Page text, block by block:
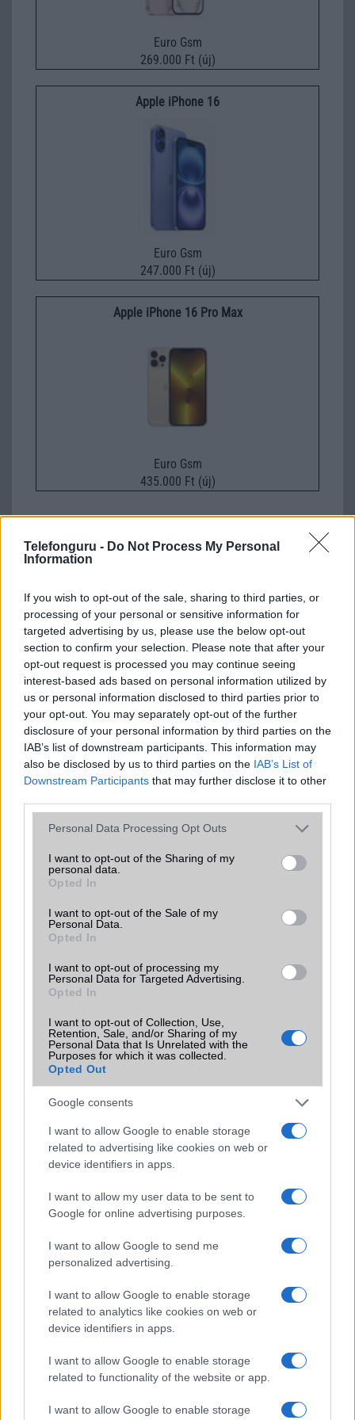
Telefonguru - Do Not Process My Personal
Information
If you wish to opt-out of the sale, sharing to third parties, or
processing of your personal or sensitive information for
targeted advertising by us, please use the below opt-out
section to confirm your selection. Please note that after your
opt-out request is processed you may continue seeing
interest-based ads based on personal information utilized by
us or personal information disclosed to third parties prior to
your opt-out. You may separately opt-out of the further
disclosure of your personal information by third parties on the
IAB’s list of downstream participants. This information may
also be disclosed by us to third parties on the IAB’s List of
Downstream Participants that may further disclose it to other
Please note that this website/app uses one or more Google
not limited to your visit or usage behaviour. You may click to
grant or deny consent to Google and its third-party tags to
use your data for below specified purposes in below Google
consent section.
Personal Data Processing Opt Outs
I want to opt-out of the Sharing of my
personal data.
Opted In
I want to opt-out of the Sale of my
Personal Data.
Opted In
I want to opt-out of processing my
Personal Data for Targeted Advertising.
Opted In
I want to opt-out of Collection, Use,
Retention, Sale, and/or Sharing of my
Personal Data that Is Unrelated with the
Purposes for which it was collected.
Opted Out
Google consents
I want to allow Google to enable storage
related to advertising like cookies on web or
device identifiers in apps.
I want to allow my user data to be sent to
Google for online advertising purposes.
I want to allow Google to send me
personalized advertising.
I want to allow Google to enable storage
related to analytics like cookies on web or
device identifiers in apps.
I want to allow Google to enable storage
related to functionality of the website or app.
I want to allow Google to enable storage
Euro Gsm
269.000 Ft (új)
Apple iPhone 16
Euro Gsm
247.000 Ft (új)
Apple iPhone 16 Pro Max
Euro Gsm
435.000 Ft (új)
frissítésből – itt a lista az érintett
modellekről
2026.06.30
| Phone Arena
A One UI 9 érkezése új mesterséges intelligencia-
funkciókat és továbbfejlesztett kezelőfelületet hoz,
azonban több korábbi csúcskategóriás és középkategóriás
Galaxy készülék számára ez lesz az út vége.
iPhone 18 bemutató dátum - ekkor
rántja le a leplet az Apple az új
csúcsmobilokról
2026.06.29 | Phone Arena
A szeptemberi eseményen az iPhone 18 Pro modellek
mellett a régóta pletykált hajlítható iPhone Ultra is
bemutatkozhat, miközben az áremelésekről szóló
találgatások továbbra is beárnyékolják a rajtot.
Az Android rejtett automatizmusai: hat
meg a mindennapokat
2026.06.14
Android már évek óta olyan intelligens funkciókat kínál,
amelyek maguktól dolgoznak a háttérben.
Ez a rejtett Samsung funkció teljesen
megváltoztatja a mobilhasználatot –
sokan mégsem tudnak róla
Az Edge Panel az egyik leghasznosabb funkció, amely
miközben a Pixel telefonokból továbbra is hiányzik.
Még több életet menthet az Apple Watch
EKG itthon, az órádon
Az Apple Watch a kórházi EKG-nál is jobb
Rengeteg új funkciót kapnak a Galaxy okosórák
Itt a One UI 5 Watch frissítés a Samsung Galaxy Watch4 és